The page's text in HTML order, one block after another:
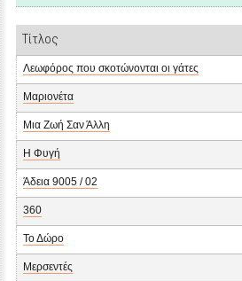
Τίτλος
Λεωφόρος που σκοτώνονται οι γάτες
Μαριονέτα
Μια Ζωή Σαν Άλλη
Η Φυγή
Άδεια 9005 / 02
360
Το Δώρο
Μερσεντές